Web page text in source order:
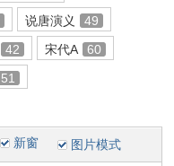
说唐演义
49
42 宋代A
60
51
新窗 图片模式